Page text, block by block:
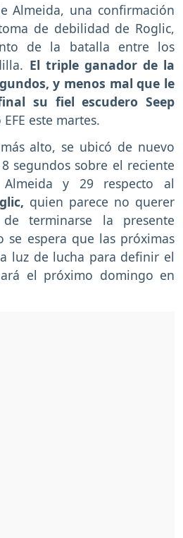
Almeida, una confirmación
de debilidad de Roglic,
de la batalla entre los
El triple ganador de la
y menos mal que le
su fiel escudero Seep
este martes.
alto, se ubicó de nuevo
segundos sobre el reciente
y 29 respecto al
quien parece no querer
terminarse la presente
se espera que las próximas
luz de lucha para definir el
el próximo domingo en